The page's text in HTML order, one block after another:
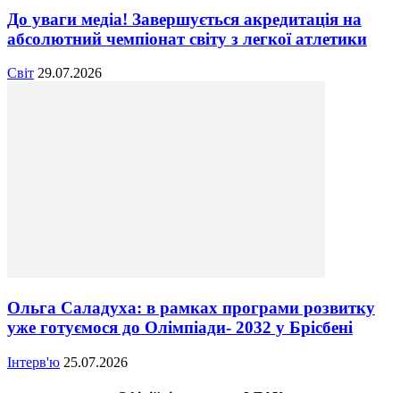
До уваги медіа! Завершується акредитація на
абсолютний чемпіонат світу з легкої атлетики
Світ 29.07.2026
Ольга Саладуха: в рамках програми розвитку
уже готуємося до Олімпіади- 2032 у Брісбені
Інтерв'ю 25.07.2026